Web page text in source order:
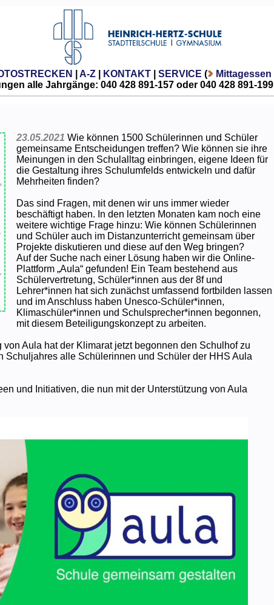
A-Z| KONTAKT| SERVICE ( Mittagessen
alle Jahrgänge: 040 428 891-157 oder 040 428 891-199
23.05.2021 Wie können 1500 Schülerinnen und Schüler
gemeinsame Entscheidungen treffen? Wie können sie ihre
Meinungen in den Schulalltag einbringen, eigene Ideen für
die Gestaltung ihres Schulumfelds entwickeln und dafür
Mehrheiten finden?
Das sind Fragen, mit denen wir uns immer wieder
beschäftigt haben. In den letzten Monaten kam noch eine
weitere wichtige Frage hinzu: Wie können Schülerinnen
und Schüler auch im Distanzunterricht gemeinsam über
Projekte diskutieren und diese auf den Weg bringen?
Auf der Suche nach einer Lösung haben wir die Online-
Plattform „Aula“ gefunden! Ein Team bestehend aus
Schülervertretung, Schüler*innen aus der 8f und
Lehrer*innen hat sich zunächst umfassend fortbilden lassen
und im Anschluss haben Unesco-Schüler*innen,
Klimaschüler*innen und Schulsprecher*innen begonnen,
mit diesem Beteiligungskonzept zu arbeiten.
Aula hat der Klimarat jetzt begonnen den Schulhof zu
Schuljahres alle Schülerinnen und Schüler der HHS Aula
und Initiativen, die nun mit der Unterstützung von Aula